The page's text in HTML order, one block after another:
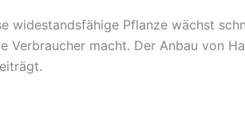
widestandsfähige Pflanze wächst
Verbraucher macht. Der Anbau von